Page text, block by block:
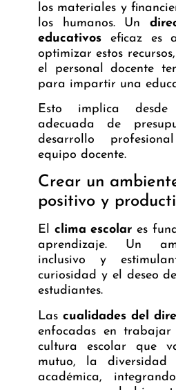
los materiales y
los humanos. Un
educativos eficaz es
optimizar estos
el personal docente
para impartir una
Esto implica
adecuada de
desarrollo
equipo docente.
Crear un
positivo y
El clima escolares
aprendizaje. Un
inclusivo y
curiosidad y el deseo
estudiantes.
Las cualidades del
enfocadas en
cultura escolar que
mutuo, la diversidad
académica,